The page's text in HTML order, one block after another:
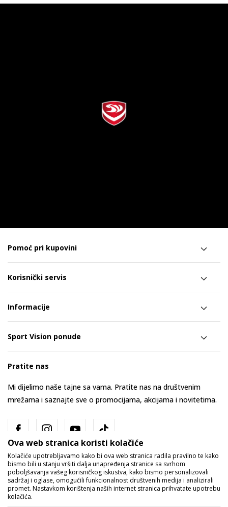
Pomoć pri kupovini
Korisnički servis
Informacije
Sport Vision ponude
Pratite nas
Mi dijelimo naše tajne sa vama. Pratite nas na društvenim
mrežama i saznajte sve o promocijama, akcijama i novitetima.
Bosna i Hercegovina Promijenite
Ova web stranica koristi kolačiće
Kolačiće upotrebljavamo kako bi ova web stranica radila pravilno te kako
bismo bili u stanju vršiti dalja unapređenja stranice sa svrhom
poboljšavanja vašeg korisničkog iskustva, kako bismo personalizovali
sadržaj i oglase, omogućili funkcionalnost društvenih medija i analizirali
promet. Nastavkom korištenja naših internet stranica prihvatate upotrebu
kolačića.